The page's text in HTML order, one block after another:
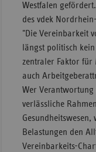
Westfalen
des vdek
"Die Vereinbarkeit
längst politisch
zentraler Faktor für
auch
Wer
verlässliche
Belastungen den
Vereinbarkeits-